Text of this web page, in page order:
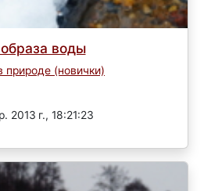
воды
природе (новички)
2013 г., 18:21:23